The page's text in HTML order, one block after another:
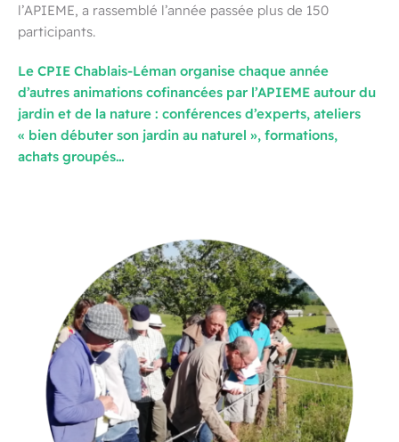
l’APIEME, a rassemblé l’année passée plus de 150
participants.
Le CPIE Chablais-Léman organise chaque année
d’autres animations cofinancées par l’APIEME autour du
jardin et de la nature : conférences d’experts, ateliers
« bien débuter son jardin au naturel », formations,
achats groupés…